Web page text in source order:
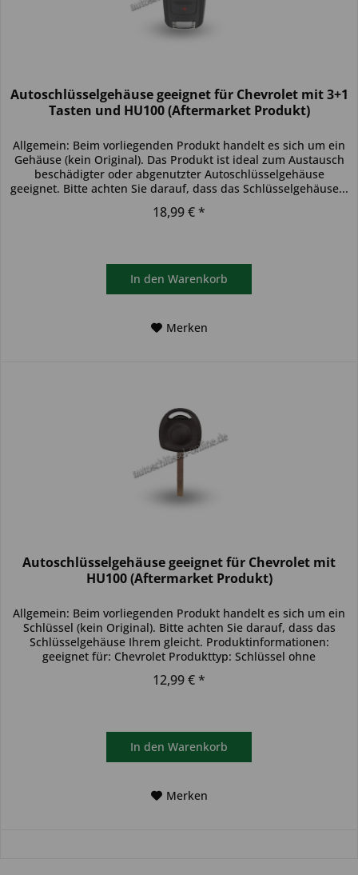
Autoschlüsselgehäuse geeignet für Chevrolet mit 3+1
Tasten und HU100 (Aftermarket Produkt)
Allgemein: Beim vorliegenden Produkt handelt es sich um ein
Gehäuse (kein Original). Das Produkt ist ideal zum Austausch
beschädigter oder abgenutzter Autoschlüsselgehäuse
geeignet. Bitte achten Sie darauf, dass das Schlüsselgehäuse...
18,99 € *
In den Warenkorb
Merken
Autoschlüsselgehäuse geeignet für Chevrolet mit
HU100 (Aftermarket Produkt)
Allgemein: Beim vorliegenden Produkt handelt es sich um ein
Schlüssel (kein Original). Bitte achten Sie darauf, dass das
Schlüsselgehäuse Ihrem gleicht. Produktinformationen:
geeignet für: Chevrolet Produkttyp: Schlüssel ohne
12,99 € *
In den Warenkorb
Merken